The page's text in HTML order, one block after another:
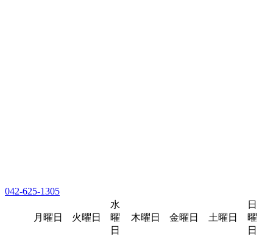
042-625-1305
月曜日 火曜日
水
曜
日
木曜日 金曜日 土曜日
日
曜
日